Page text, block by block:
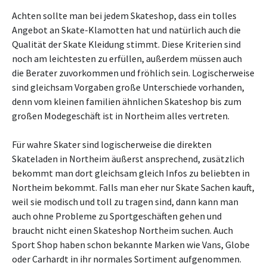
Achten sollte man bei jedem Skateshop, dass ein tolles
Angebot an Skate-Klamotten hat und natürlich auch die
Qualität der Skate Kleidung stimmt. Diese Kriterien sind
noch am leichtesten zu erfüllen, außerdem müssen auch
die Berater zuvorkommen und fröhlich sein. Logischerweise
sind gleichsam Vorgaben große Unterschiede vorhanden,
denn vom kleinen familien ähnlichen Skateshop bis zum
großen Modegeschäft ist in Northeim alles vertreten.
Für wahre Skater sind logischerweise die direkten
Skateladen in Northeim äußerst ansprechend, zusätzlich
bekommt man dort gleichsam gleich Infos zu beliebten in
Northeim bekommt. Falls man eher nur Skate Sachen kauft,
weil sie modisch und toll zu tragen sind, dann kann man
auch ohne Probleme zu Sportgeschäften gehen und
braucht nicht einen Skateshop Northeim suchen. Auch
Sport Shop haben schon bekannte Marken wie Vans, Globe
oder Carhardt in ihr normales Sortiment aufgenommen.